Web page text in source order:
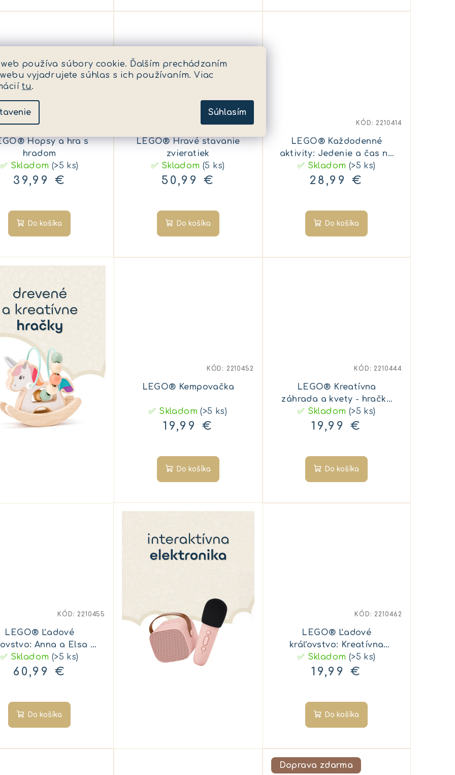
web používa súbory cookie. Ďalším prechádzaním
vyjadrujete súhlas s ich používaním. Viac
tu.
Súhlasím
Hopsy a hra s
hradom
✅ Skladom (>5 ks)
39,99 €
Do košíka
LEGO® Hravé stavanie
zvieratiek
✅ Skladom(5 ks)
50,99 €
Do košíka
2210472
LEGO® Každodenné
aktivity: Jedenie a čas na
spanie
✅ Skladom (>5 ks)
28,99 €
Do košíka
KÓD: 2210414
LEGO® Kempovačka
✅ Skladom(>5 ks)
19,99 €
Do košíka
KÓD: 2210452
LEGO® Kreatívna
záhrada a kvety - hračka
pre deti
✅ Skladom (>5 ks)
19,99 €
Do košíka
KÓD: 2210444
LEGO® Ľadové
Anna a Elsa a
oslava na hrade
✅ Skladom (>5 ks)
60,99 €
Do košíka
KÓD: 2210455
LEGO® Ľadové
kráľovstvo: Kreatívna
krabička s Elsou a
Olafom
✅ Skladom (>5 ks)
19,99 €
Do košíka
KÓD: 2210462
Doprava zdarma